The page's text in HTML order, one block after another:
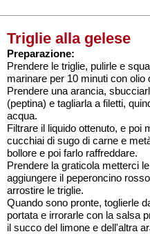
Triglie alla gelese
Preparazione:
Prendere le triglie, pulirle e
marinare per 10 minuti con olio
Prendere una arancia,
(peptina) e tagliarla a filetti,
acqua.
Filtrare il liquido ottenuto, e poi
cucchiai di sugo di carne e
bollore e poi farlo raffreddare.
Prendere la graticola metterci
aggiungere il peperoncino
arrostire le triglie.
Quando sono pronte, toglierle
portata e irrorarle con la salsa
il succo del limone e dell'altra